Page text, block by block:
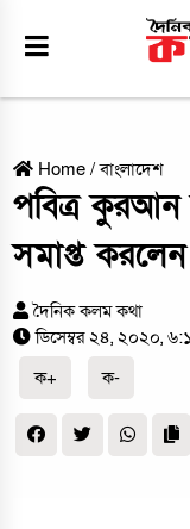
Home /বাংলাদেশ
পবিত্র
সমাপ্ত
দৈনিক কলম কথা
ডিসেম্বর ২৪, ২০২০,
ক+
ক-